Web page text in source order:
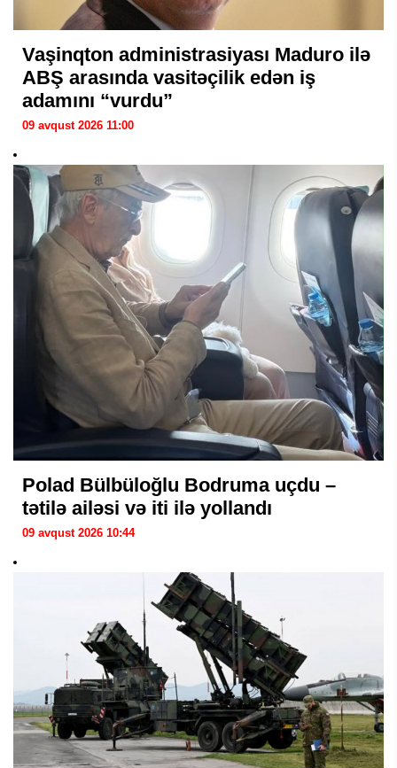
Vaşinqton administrasiyası Maduro ilə
ABŞ arasında vasitəçilik edən iş
adamını “vurdu”
09 avqust 2026 11:00
Polad Bülbüloğlu Bodruma uçdu –
tətilə ailəsi və iti ilə yollandı
09 avqust 2026 10:44